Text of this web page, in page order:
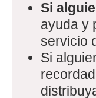
Si
ayuda y
servicio
Si